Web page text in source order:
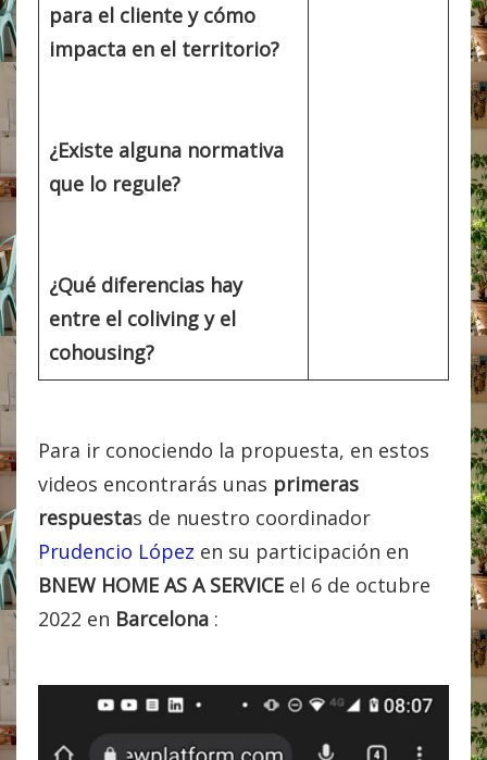
para el cliente y cómo
impacta en el territorio?
¿Existe alguna normativa
que lo regule?
¿Qué diferencias hay
entre el coliving y el
cohousing?
Para ir conociendo la propuesta, en estos
videos encontrarás unas primeras
respuestas de nuestro coordinador
Prudencio López en su participación en
BNEW HOME AS A SERVICE el 6 de octubre
2022 en Barcelona :